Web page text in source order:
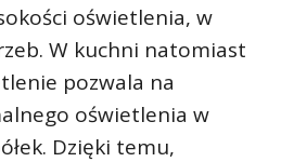
oświetlenia, w
W kuchni natomiast
pozwala na
oświetlenia w
Dzięki temu,